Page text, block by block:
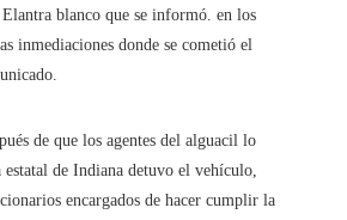
blanco que se informó. en los
inmediaciones donde se cometió el
de que los agentes del alguacil lo
de Indiana detuvo el vehículo,
encargados de hacer cumplir la